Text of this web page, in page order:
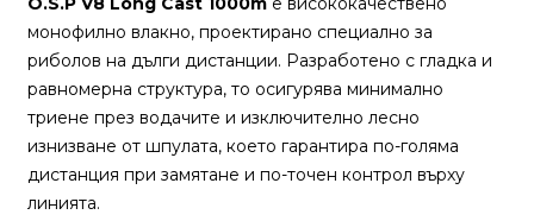
за
риболов
Сонари
монофилно влакно, проектирано специално за
риболов на дълги дистанции. Разработено с гладка и
равномерна структура, то осигурява минимално
триене през водачите и изключително лесно
изнизване от шпулата, което гарантира по-голяма
дистанция при замятане и по-точен контрол върху
линията.